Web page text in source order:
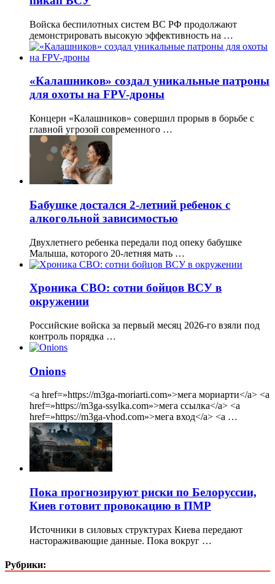
Войска беспилотных систем ВС РФ продолжают
демонстрировать высокую эффективность на …
«Калашников» создал уникальные патроны
для охоты на FPV-дроны
Концерн «Калашников» совершил прорыв в борьбе с
главной угрозой современного …
Бабушке достался 2-летний ребенок с
алкогольной зависимостью
Двухлетнего ребенка передали под опеку бабушке
Малыша, которого 20-летняя мать …
Хроника СВО: сотни бойцов ВСУ в
окружении
Российские войска за первый месяц 2026-го взяли под
контроль порядка …
Onions
<a href=»https://m3ga-moriarti.com»>мега мориарти</a> <a
href=»https://m3ga-ssylka.com»>мега ссылка</a> <a
href=»https://m3ga-vhod.com»>мега вход</a> <a …
Пока прогнозируют риски по Белоруссии,
Киев готовит провокацию в ПМР
Источники в силовых структурах Киева передают
настораживающие данные. Пока вокруг …
Рубрики: